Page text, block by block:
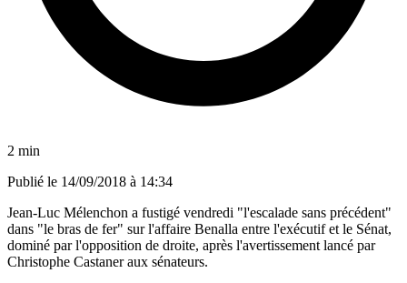
2 min
Publié le 14/09/2018 à 14:34
Jean-Luc Mélenchon a fustigé vendredi "l'escalade sans précédent"
dans "le bras de fer" sur l'affaire Benalla entre l'exécutif et le Sénat,
dominé par l'opposition de droite, après l'avertissement lancé par
Christophe Castaner aux sénateurs.